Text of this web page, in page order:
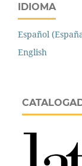
IDIOMA
Español
English